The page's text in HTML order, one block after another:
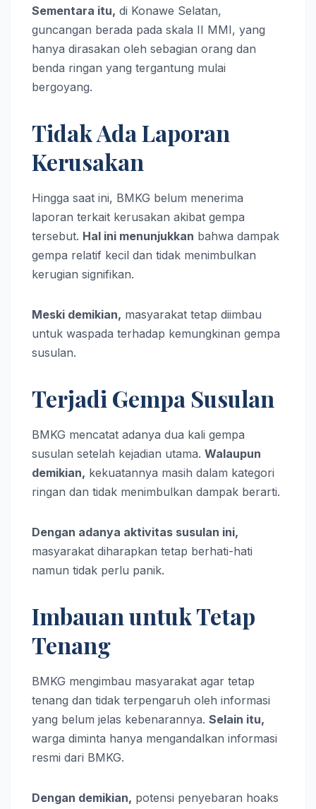
Sementara itu, di Konawe Selatan,
guncangan berada pada skala II MMI, yang
hanya dirasakan oleh sebagian orang dan
benda ringan yang tergantung mulai
bergoyang.
Tidak Ada Laporan
Kerusakan
Hingga saat ini, BMKG belum menerima
laporan terkait kerusakan akibat gempa
tersebut. Hal ini menunjukkan bahwa dampak
gempa relatif kecil dan tidak menimbulkan
kerugian signifikan.
Meski demikian, masyarakat tetap diimbau
untuk waspada terhadap kemungkinan gempa
susulan.
Terjadi Gempa Susulan
BMKG mencatat adanya dua kali gempa
susulan setelah kejadian utama. Walaupun
demikian, kekuatannya masih dalam kategori
ringan dan tidak menimbulkan dampak berarti.
Dengan adanya aktivitas susulan ini,
masyarakat diharapkan tetap berhati-hati
namun tidak perlu panik.
Imbauan untuk Tetap
Tenang
BMKG mengimbau masyarakat agar tetap
tenang dan tidak terpengaruh oleh informasi
yang belum jelas kebenarannya. Selain itu,
warga diminta hanya mengandalkan informasi
resmi dari BMKG.
Dengan demikian, potensi penyebaran hoaks